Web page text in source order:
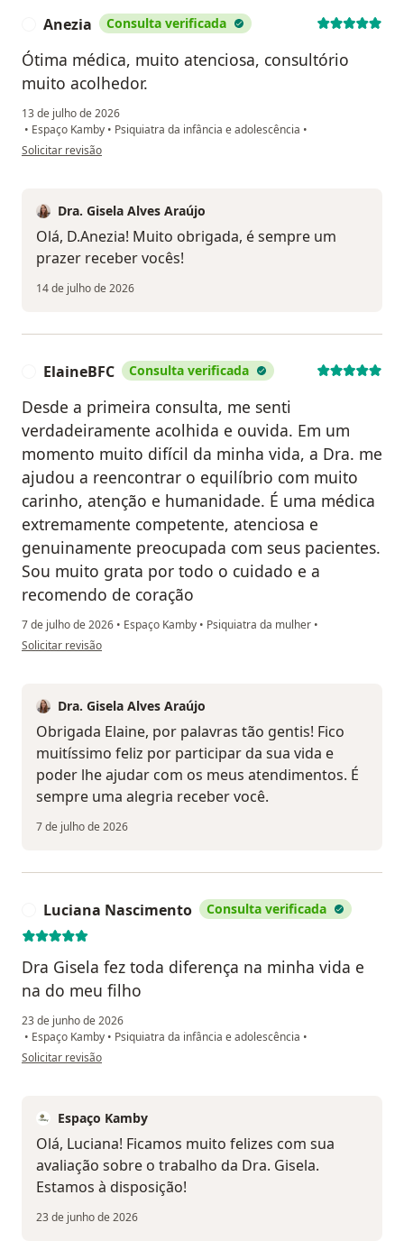
Anezia Consulta verificada
Ótima médica, muito atenciosa, consultório
muito acolhedor.
13 de julho de 2026
• Espaço Kamby • Psiquiatra da infância e adolescência •
na opinião do utilizador Anezia
Solicitar revisão
Dra. Gisela Alves Araújo
Olá, D.Anezia! Muito obrigada, é sempre um
prazer receber vocês!
14 de julho de 2026
ElaineBFC Consulta verificada
Desde a primeira consulta, me senti
verdadeiramente acolhida e ouvida. Em um
momento muito difícil da minha vida, a Dra. me
ajudou a reencontrar o equilíbrio com muito
carinho, atenção e humanidade. É uma médica
extremamente competente, atenciosa e
genuinamente preocupada com seus pacientes.
Sou muito grata por todo o cuidado e a
recomendo de coração
7 de julho de 2026 • Espaço Kamby • Psiquiatra da mulher •
na opinião do utilizador ElaineBFC
Solicitar revisão
Dra. Gisela Alves Araújo
Obrigada Elaine, por palavras tão gentis! Fico
muitíssimo feliz por participar da sua vida e
poder lhe ajudar com os meus atendimentos. É
sempre uma alegria receber você.
7 de julho de 2026
Luciana Nascimento Consulta verificada
Dra Gisela fez toda diferença na minha vida e
na do meu filho
23 de junho de 2026
• Espaço Kamby • Psiquiatra da infância e adolescência •
na opinião do utilizador Luciana Nascimento
Solicitar revisão
Espaço Kamby
Olá, Luciana! Ficamos muito felizes com sua
avaliação sobre o trabalho da Dra. Gisela.
Estamos à disposição!
23 de junho de 2026